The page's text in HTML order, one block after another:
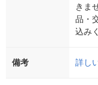
きま
品・
込み
備考 詳し